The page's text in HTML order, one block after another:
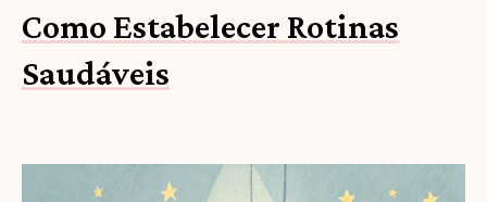
Como Estabelecer Rotinas
Saudáveis